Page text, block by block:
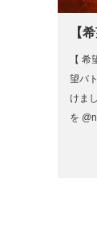
【
【
望バ
けま
を